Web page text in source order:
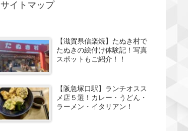
サイトマップ
【滋賀県信楽焼】たぬき村で
たぬきの絵付け体験記！写真
スポットもご紹介！！
【阪急塚口駅】ランチオスス
メ店５選！カレー・うどん・
ラーメン・イタリアン！